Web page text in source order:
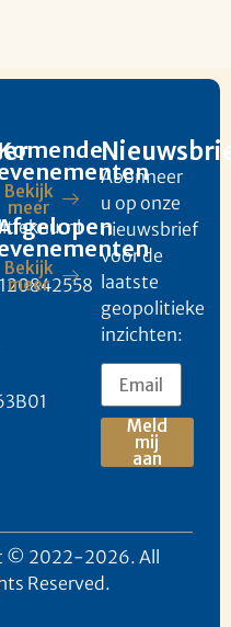
Bekijk
meer
Bekijk
meer
Abonneer
u op onze
nieuwsbrief
voor de
laatste
geopolitieke
inzichten:
Meld
mij
aan
© 2022-2026. All
Reserved.